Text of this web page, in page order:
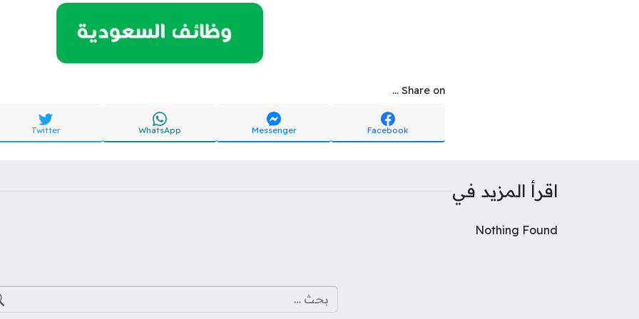
Share on ...
Facebook
Messenger
WhatsApp
Twitter
اقرأ المزيد في
Nothing Found
البحث عن: